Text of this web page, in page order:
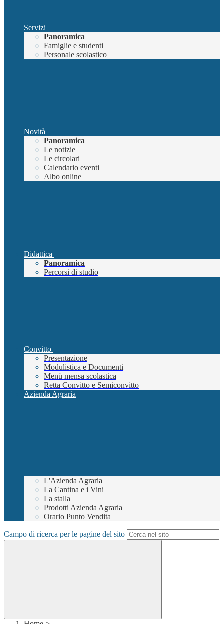
Servizi
Panoramica
Famiglie e studenti
Personale scolastico
Novità
Panoramica
Le notizie
Le circolari
Calendario eventi
Albo online
Didattica
Panoramica
Percorsi di studio
Convitto
Presentazione
Modulistica e Documenti
Menù mensa scolastica
Retta Convitto e Semiconvitto
Azienda Agraria
L'Azienda Agraria
La Cantina e i Vini
La stalla
Prodotti Azienda Agraria
Orario Punto Vendita
Campo di ricerca per le pagine del sito